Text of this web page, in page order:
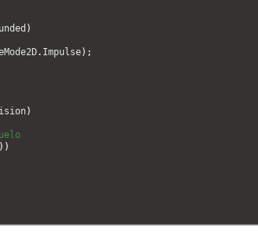
)
. Impulse) ;
)
) )